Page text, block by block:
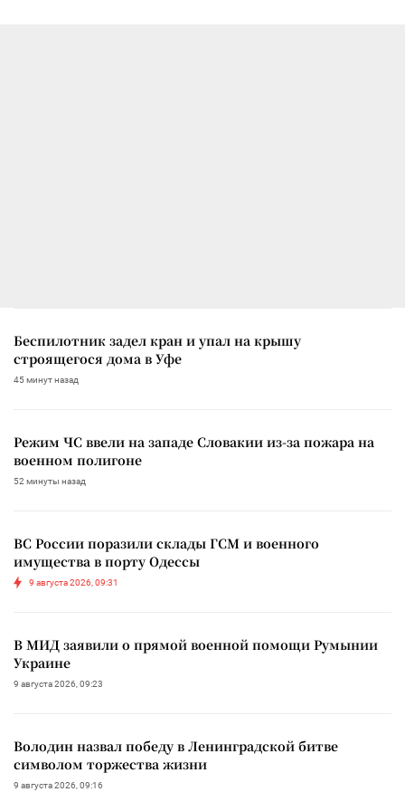
Беспилотник задел кран и упал на крышу
строящегося дома в Уфе
45 минут назад
Режим ЧС ввели на западе Словакии из-за пожара на
военном полигоне
52 минуты назад
ВС России поразили склады ГСМ и военного
имущества в порту Одессы
9 августа 2026, 09:31
В МИД заявили о прямой военной помощи Румынии
Украине
9 августа 2026, 09:23
Володин назвал победу в Ленинградской битве
символом торжества жизни
9 августа 2026, 09:16